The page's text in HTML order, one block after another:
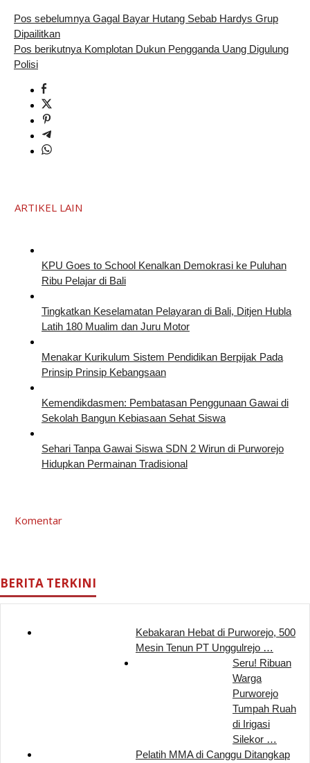
Pos sebelumnyaGagal Bayar Hutang Sebab Hardys Grup
Dipailitkan
Pos berikutnyaKomplotan Dukun Pengganda Uang Digulung
Polisi
ARTIKEL LAIN
KPU Goes to School Kenalkan Demokrasi ke Puluhan
Ribu Pelajar di Bali
Tingkatkan Keselamatan Pelayaran di Bali, Ditjen Hubla
Latih 180 Mualim dan Juru Motor
Menakar Kurikulum Sistem Pendidikan Berpijak Pada
Prinsip Prinsip Kebangsaan
Kemendikdasmen: Pembatasan Penggunaan Gawai di
Sekolah Bangun Kebiasaan Sehat Siswa
Sehari Tanpa Gawai Siswa SDN 2 Wirun di Purworejo
Hidupkan Permainan Tradisional
Komentar
BERITA TERKINI
Kebakaran Hebat di Purworejo, 500
Mesin Tenun PT Unggulrejo …
Seru! Ribuan
Warga
Purworejo
Tumpah Ruah
di Irigasi
Silekor …
Pelatih MMA di Canggu Ditangkap